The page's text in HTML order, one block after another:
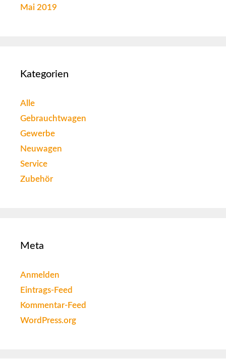
Mai 2019
Kategorien
Alle
Gebrauchtwagen
Gewerbe
Neuwagen
Service
Zubehör
Meta
Anmelden
Eintrags-Feed
Kommentar-Feed
WordPress.org